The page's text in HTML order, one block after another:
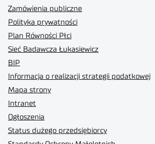
Zamówienia publiczne
Polityka prywatności
Plan Równości Płci
Sieć Badawcza Łukasiewicz
BIP
Informacja o realizacji strategii podatkowej
Mapa strony
Intranet
Ogłoszenia
Status dużego przedsiębiorcy